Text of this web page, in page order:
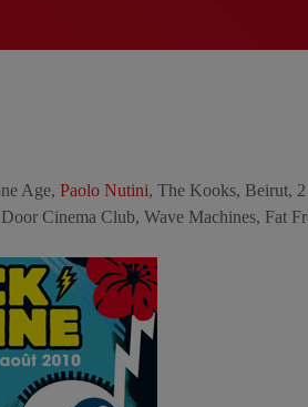
Age, Paolo Nutini, The Kooks, Beirut,
Cinema Club, Wave Machines, Fat